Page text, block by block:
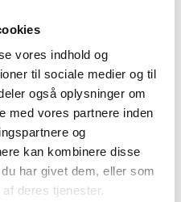
vores indhold og
til sociale medier og til
også oplysninger om
med vores partnere inden
og
kan kombinere disse
har givet dem, eller som
deres tjenester.
konkrete behandling, vil
og delt med følgende
andre sundhedspersoner, hvis
et aktuelt behandlingsforløb.
Styrelsen for Patientsikkerhed,
Erhvervssikring, i det
pligt hertil ifølge gældende
dine egne oplysninger